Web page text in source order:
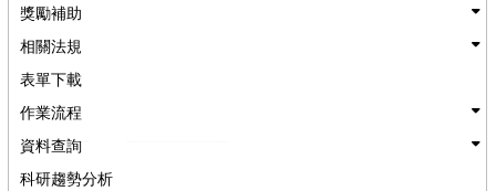
獎勵補助
相關法規
表單下載
作業流程
資料查詢
科研趨勢分析